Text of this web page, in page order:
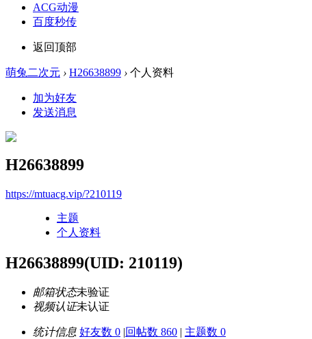
ACG动漫
百度秒传
返回顶部
萌兔二次元 › H26638899 › 个人资料
加为好友
发送消息
H26638899
https://mtuacg.vip/?210119
主题
个人资料
H26638899(UID: 210119)
邮箱状态未验证
视频认证未认证
统计信息 好友数 0 |回帖数 860 | 主题数 0